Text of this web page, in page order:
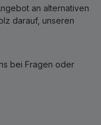
an alternativen
darauf, unseren
bei Fragen oder